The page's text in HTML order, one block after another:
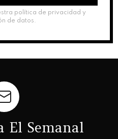
política de privacidad y
de datos.
El Semanal